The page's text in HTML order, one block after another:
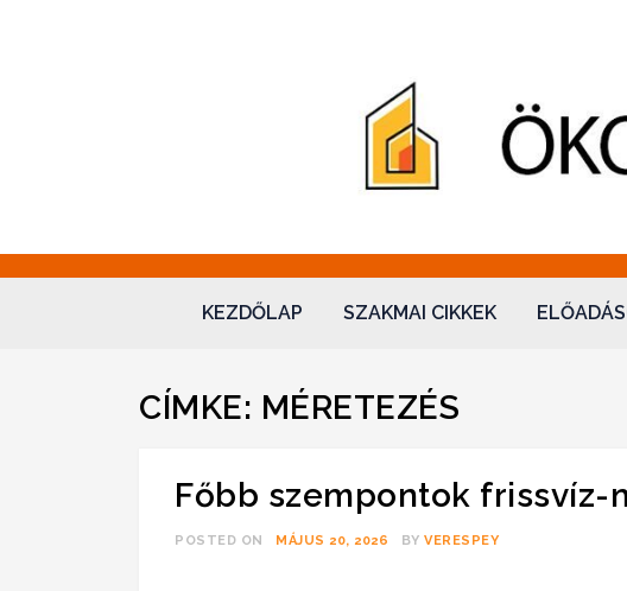
Hidraulika –
"Sol omnibus licet"
KEZDŐLAP SZAKMAI CIKKEK
CÍMKE: MÉRETEZÉS
Főbb szempontok
POSTED ON MÁJUS 20, 2026 BY VERESPEY